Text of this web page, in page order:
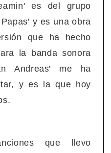
es del grupo
y es una obra
que ha hecho
la banda sonora
Andreas' me ha
y es la que hoy
que llevo